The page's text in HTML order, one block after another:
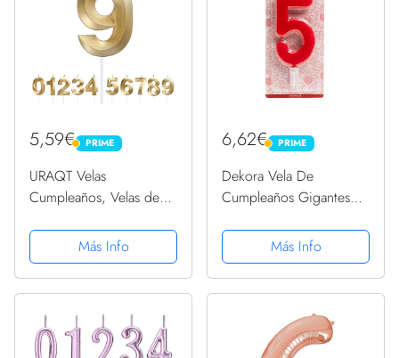
5,59€ PRIME
PRIME
URAQT Velas
Cumpleaños, Velas de
Doradas, Velas de
Números 9 para
Cumpleaños/Aniversario
Graduación, Número 0-
9 para...
Más Info
6,62€ PRIME
PRIME
Dekora Vela De
Cumpleaños Gigantes
Más Info